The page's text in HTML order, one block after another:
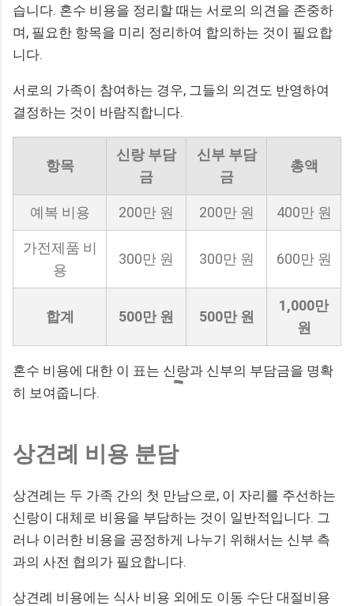
습니다. 혼수 비용을 정리할 때는 서로의 의견을 존중하
며, 필요한 항목을 미리 정리하여 합의하는 것이 필요합
니다.
서로의 가족이 참여하는 경우, 그들의 의견도 반영하여
결정하는 것이 바람직합니다.
항목
신랑 부담
금
신부 부담
금
총액
예복 비용 200만 원 200만 원 400만 원
가전제품 비
용
300만 원 300만 원 600만 원
합계 500만 원 500만 원
1,000만
원
혼수 비용에 대한 이 표는 신랑과 신부의 부담금을 명확
히 보여줍니다.
상견례 비용 분담
상견례는 두 가족 간의 첫 만남으로, 이 자리를 주선하는
신랑이 대체로 비용을 부담하는 것이 일반적입니다. 그
러나 이러한 비용을 공정하게 나누기 위해서는 신부 측
과의 사전 협의가 필요합니다.
상견례 비용에는 식사 비용 외에도 이동 수단 대절비용